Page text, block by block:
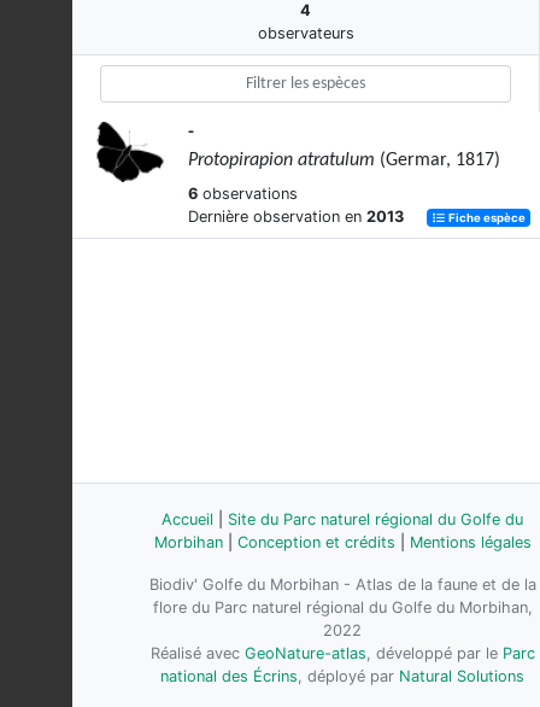
4
observateurs
-
Protopirapion atratulum (Germar, 1817)
6 observations
Dernière observation en 2013 Fiche espèce
Accueil
Site du Parc naturel régional du Golfe du
Morbihan| Conception et crédits Mentions légales
Biodiv' Golfe du Morbihan - Atlas de la faune et de la
flore du Parc naturel régional du Golfe du Morbihan,
2022
Réalisé avec GeoNature-atlas, développé par le Parc
national des Écrins, déployé par Natural Solutions